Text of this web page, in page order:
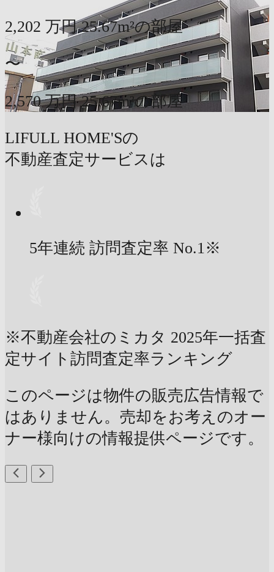
2,202 万円 25.67m²の部屋
〜
2,570 万円 25.67m²の部屋
LIFULL HOME'Sの
不動産査定サービスは
5年連続 訪問査定率 No.1※
※不動産会社のミカタ 2025年一括査
定サイト訪問査定率ランキング
このページは物件の販売広告情報で
はありません。売却をお考えのオー
ナー様向けの情報提供ページです。